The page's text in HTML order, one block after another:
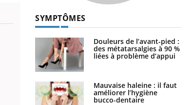
SYMPTÔMES
Douleurs de l’avant-pied :
des métatarsalgies à 90 %
liées à problème d’appui
Mauvaise haleine : il faut
améliorer l’hygiène
bucco-dentaire